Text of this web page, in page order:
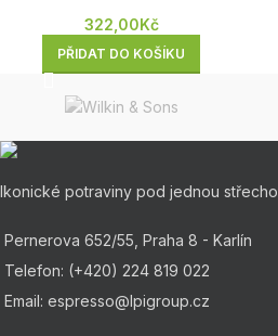
322,00Kč
PŘIDAT DO KOŠÍKU
Ikonické potraviny pod jednou
Pernerova 652/55, Praha 8 - Karlín
Telefon: (+420) 224 819 022
Email: espresso@lpigroup.cz